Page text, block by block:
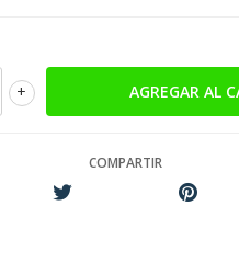
+
COMPARTIR